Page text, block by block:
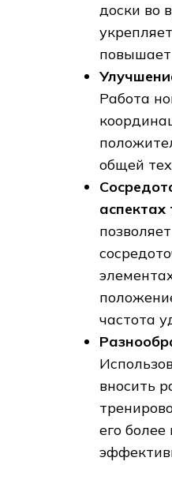
доски во
повышает
Работа
общей
аспектах
частота
вносить
его